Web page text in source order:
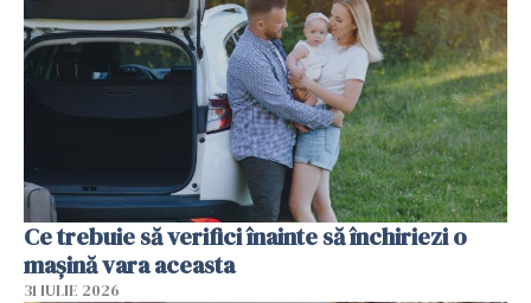
Ce trebuie să verifici înainte să închiriezi o
mașină vara aceasta
31 IULIE 2026